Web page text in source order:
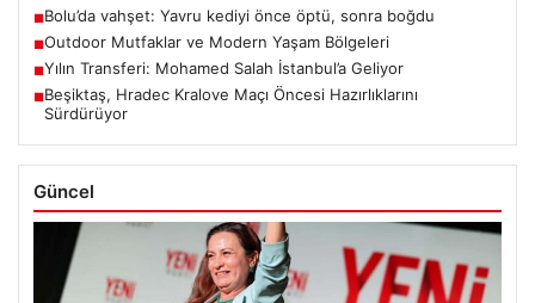
■Bolu’da vahşet: Yavru kediyi önce öptü, sonra boğdu
■Outdoor Mutfaklar ve Modern Yaşam Bölgeleri
■Yılın Transferi: Mohamed Salah İstanbul’a Geliyor
■Beşiktaş, Hradec Kralove Maçı Öncesi Hazırlıklarını
Sürdürüyor
Güncel